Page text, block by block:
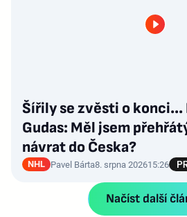
Šířily se zvěsti o konci...
Gudas: Měl jsem
návrat do Česka?
NHL Pavel Bárta8. srpna 202615:26
Načíst další